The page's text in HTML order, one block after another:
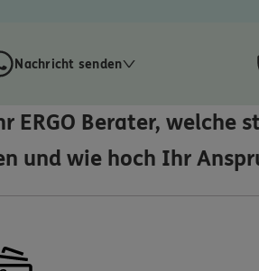
Nachricht senden
ERGO Berater, welche
und wie hoch Ihr